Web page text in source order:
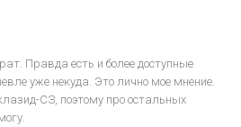
Правда есть и более доступные
уже некуда. Это лично мое мнение.
СЗ, поэтому про остальных